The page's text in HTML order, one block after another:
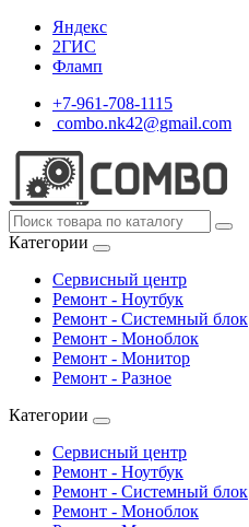
Яндекс
2ГИС
Фламп
+7-961-708-1115
combo.nk42@gmail.com
Категории
Сервисный центр
Ремонт - Ноутбук
Ремонт - Системный блок
Ремонт - Моноблок
Ремонт - Монитор
Ремонт - Разное
Категории
Сервисный центр
Ремонт - Ноутбук
Ремонт - Системный блок
Ремонт - Моноблок